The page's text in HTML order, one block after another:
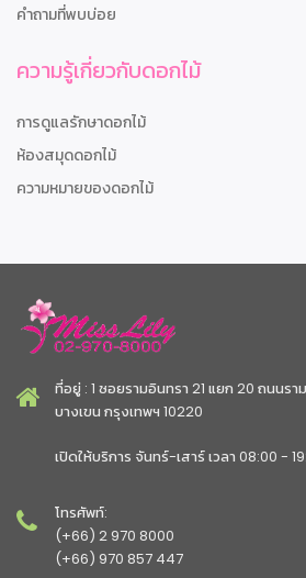
คำถามที่พบบ่อย
ความรู้เกี่ยวกับดอกไม้
การดูแลรักษาดอกไม้
ห้องสมุดดอกไม้
ความหมายของดอกไม้
ที่อยู่ : 1 ซอยรามอินทรา 21 แยก 20 ถนนร
บางเขน กรุงเทพฯ 10220
เปิดให้บริการ จันทร์-เสาร์ เวลา 08:00 -
โทรศัพท์:
(+66) 2 970 8000
(+66) 970 857 447